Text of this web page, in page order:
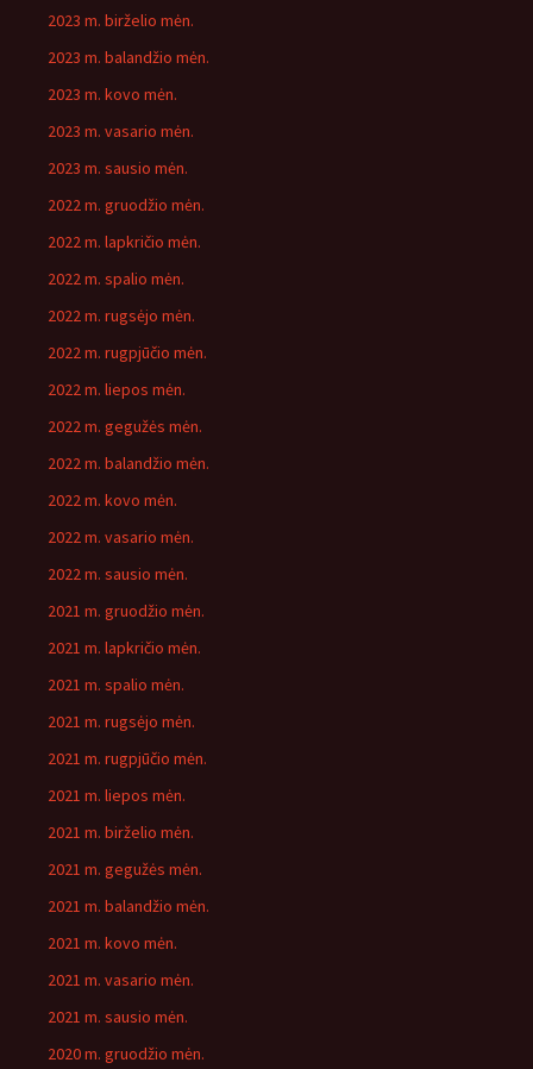
2023 m. birželio mėn.
2023 m. balandžio mėn.
2023 m. kovo mėn.
2023 m. vasario mėn.
2023 m. sausio mėn.
2022 m. gruodžio mėn.
2022 m. lapkričio mėn.
2022 m. spalio mėn.
2022 m. rugsėjo mėn.
2022 m. rugpjūčio mėn.
2022 m. liepos mėn.
2022 m. gegužės mėn.
2022 m. balandžio mėn.
2022 m. kovo mėn.
2022 m. vasario mėn.
2022 m. sausio mėn.
2021 m. gruodžio mėn.
2021 m. lapkričio mėn.
2021 m. spalio mėn.
2021 m. rugsėjo mėn.
2021 m. rugpjūčio mėn.
2021 m. liepos mėn.
2021 m. birželio mėn.
2021 m. gegužės mėn.
2021 m. balandžio mėn.
2021 m. kovo mėn.
2021 m. vasario mėn.
2021 m. sausio mėn.
2020 m. gruodžio mėn.